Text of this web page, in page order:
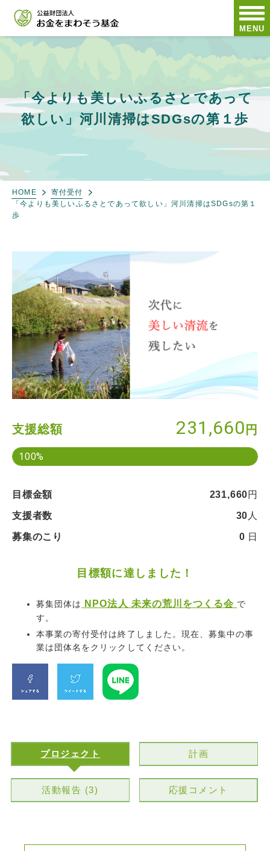
MENU
「今よりも美しいふるさとであって
欲しい」河川清掃はSDGsの第１歩
HOME
寄付受付
「今よりも美しいふるさとであって欲しい」河川清掃はSDGsの第１
歩
支援総額 231,660 円
100%
目標金額 231,660円
支援者数 30 人
募集のこり 0 日
目標額に達しました！
募集団体は NPO法人 未来の荒川をつくる会 で
す。
本事業の寄付受付は終了しました。現在、募集中の事
業は団体名をクリックしてください。
プロジェクト 計画
活動報告 (3) 応援コメント